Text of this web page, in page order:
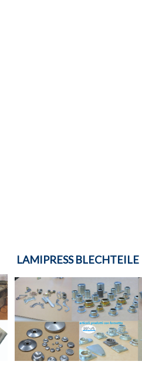
LAMIPRESS BLECHTEILE